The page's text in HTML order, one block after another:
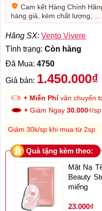
Cam kết Hàng Chính
hàng giả, kém chất lượng, ...
Hãng SX: Vento Vivere
Tình trạng: Còn hàng
Đã Mua: 4750
Giá bán: 1.450.000₫
+ Miễn Phívận chuyển
+ Giảm Ngay30.000₫/
Giảm 30k/sp khi mua từ 2sp
Quà tặng kèm theo:
Mặt Nạ
Beauty
miếng
23.000₫